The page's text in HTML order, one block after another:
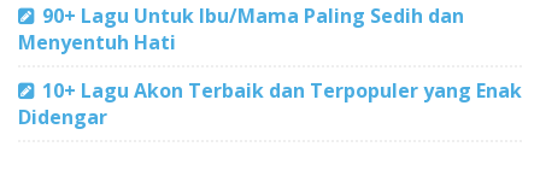
90+ Lagu Untuk Ibu/Mama Paling Sedih dan
Menyentuh Hati
10+ Lagu Akon Terbaik dan Terpopuler yang Enak
Didengar